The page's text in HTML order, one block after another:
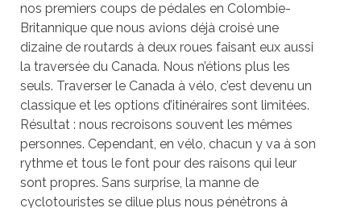
nos premiers coups de pédales en Colombie-
Britannique que nous avions déjà croisé une
dizaine de routards à deux roues faisant eux aussi
la traversée du Canada. Nous n’étions plus les
seuls. Traverser le Canada à vélo, c’est devenu un
classique et les options d’itinéraires sont limitées.
Résultat : nous recroisons souvent les mêmes
personnes. Cependant, en vélo, chacun y va à son
rythme et tous le font pour des raisons qui leur
sont propres. Sans surprise, la manne de
cyclotouristes se dilue plus nous pénétrons à